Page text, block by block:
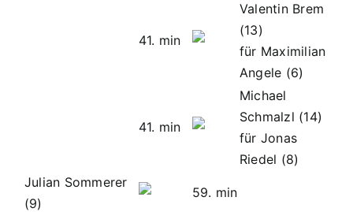
41. min
Valentin Brem
(13)
für Maximilian
Angele (6)
41. min
Michael
Schmalzl (14)
für Jonas
Riedel (8)
Julian Sommerer
(9)
59. min